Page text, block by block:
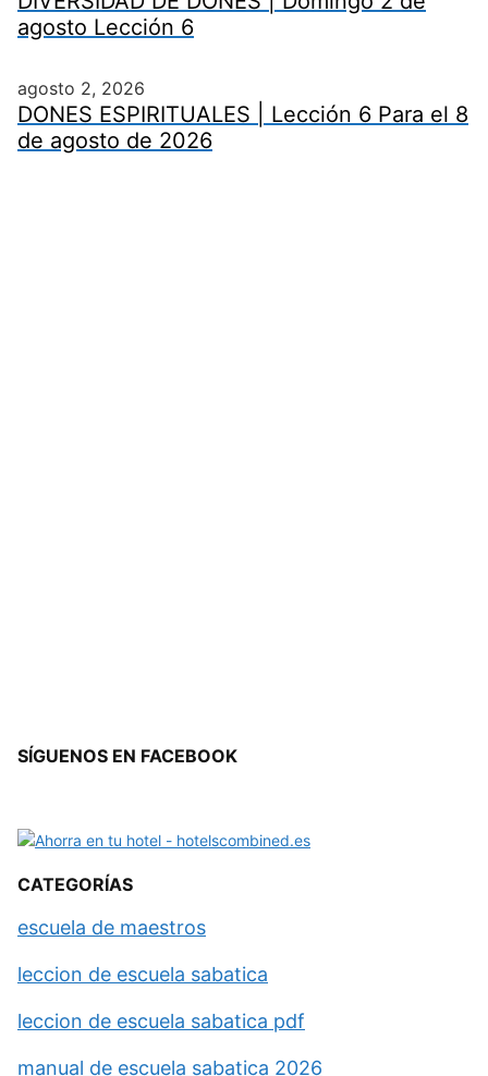
agosto Lección 6
agosto 2, 2026
DONES ESPIRITUALES | Lección 6 Para el 8
de agosto de 2026
SÍGUENOS EN FACEBOOK
CATEGORÍAS
escuela de maestros
leccion de escuela sabatica
leccion de escuela sabatica pdf
manual de escuela sabatica 2026